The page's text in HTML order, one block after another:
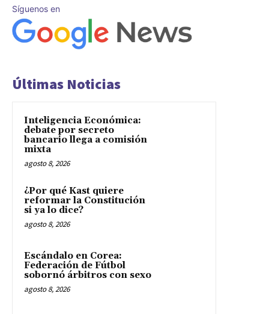
Síguenos en
Últimas Noticias
Inteligencia Económica:
debate por secreto
bancario llega a comisión
mixta
agosto 8, 2026
¿Por qué Kast quiere
reformar la Constitución
si ya lo dice?
agosto 8, 2026
Escándalo en Corea:
Federación de Fútbol
sobornó árbitros con sexo
agosto 8, 2026